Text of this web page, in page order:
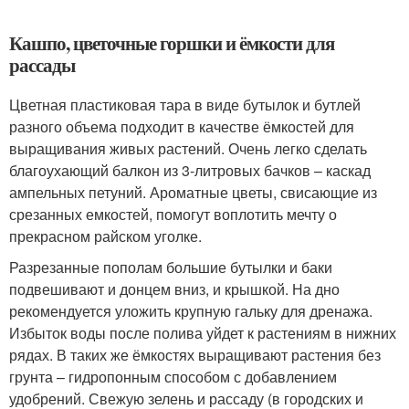
Кашпо, цветочные горшки и ёмкости для
рассады
Цветная пластиковая тара в виде бутылок и бутлей
разного объема подходит в качестве ёмкостей для
выращивания живых растений. Очень легко сделать
благоухающий балкон из 3-литровых бачков – каскад
ампельных петуний. Ароматные цветы, свисающие из
срезанных емкостей, помогут воплотить мечту о
прекрасном райском уголке.
Разрезанные пополам большие бутылки и баки
подвешивают и донцем вниз, и крышкой. На дно
рекомендуется уложить крупную гальку для дренажа.
Избыток воды после полива уйдет к растениям в нижних
рядах. В таких же ёмкостях выращивают растения без
грунта – гидропонным способом с добавлением
удобрений. Свежую зелень и рассаду (в городских и